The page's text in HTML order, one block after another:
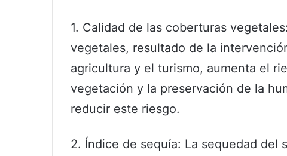
1. Calidad de las coberturas
vegetales, resultado de la
agricultura y el turismo, aumenta el
vegetación y la preservación de la
reducir este riesgo.
2. Índice de sequía: La sequedad del